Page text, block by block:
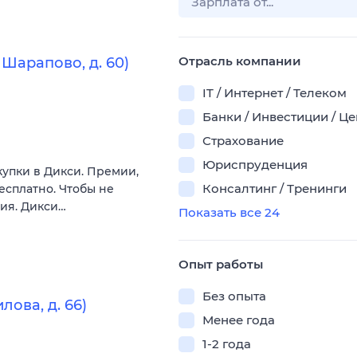
д. 60)
в Дикси. Премии,
Чтобы не
Дикси…
д. 66)
Отрасль компании
IT / Интернет / Телеком
Банки / Инвестиции /
Страхование
Юриспруденция
Консалтинг / Тренинги
Показать все 24
Опыт работы
Без опыта
Менее года
1-2 года